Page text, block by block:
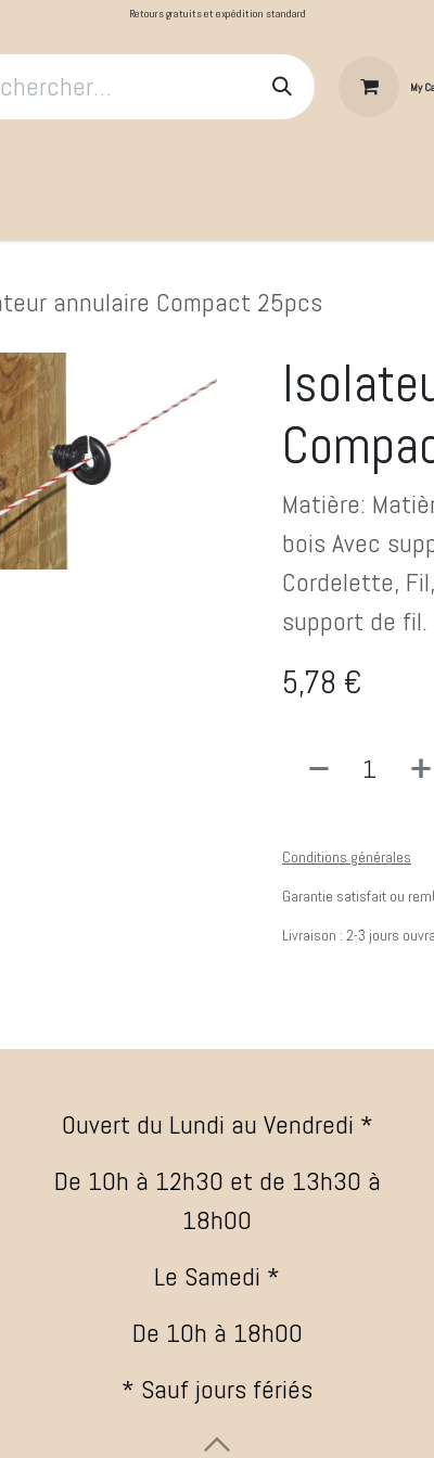
Retours gratuits et expédition standard
My
annulaire Compact 25pcs
Matière:
bois Avec
Cordelette,
support de
5,78 €
Conditions générales
Garantie satisfait ou
Livraison : 2-3 jours
Ouvert du Lundi au Vendredi *
De 10h à 12h30 et de 13h30 à
18h00
Le Samedi *
De 10h à 18h00
* Sauf jours fériés